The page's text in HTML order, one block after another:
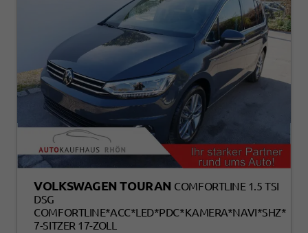
VOLKSWAGEN TOURAN COMFORTLINE 1.5 TSI
DSG
COMFORTLINE*ACC*LED*PDC*KAMERA*NAVI*SHZ*
7-SITZER 17-ZOLL